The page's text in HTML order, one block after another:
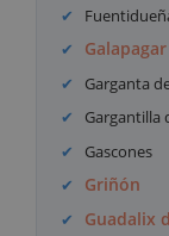
Galapagar
Garganta
Gargantilla
Gascones
Griñón
Guadalix